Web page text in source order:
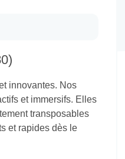
innovantes. Nos
et immersifs. Elles
transposables
et rapides dès le